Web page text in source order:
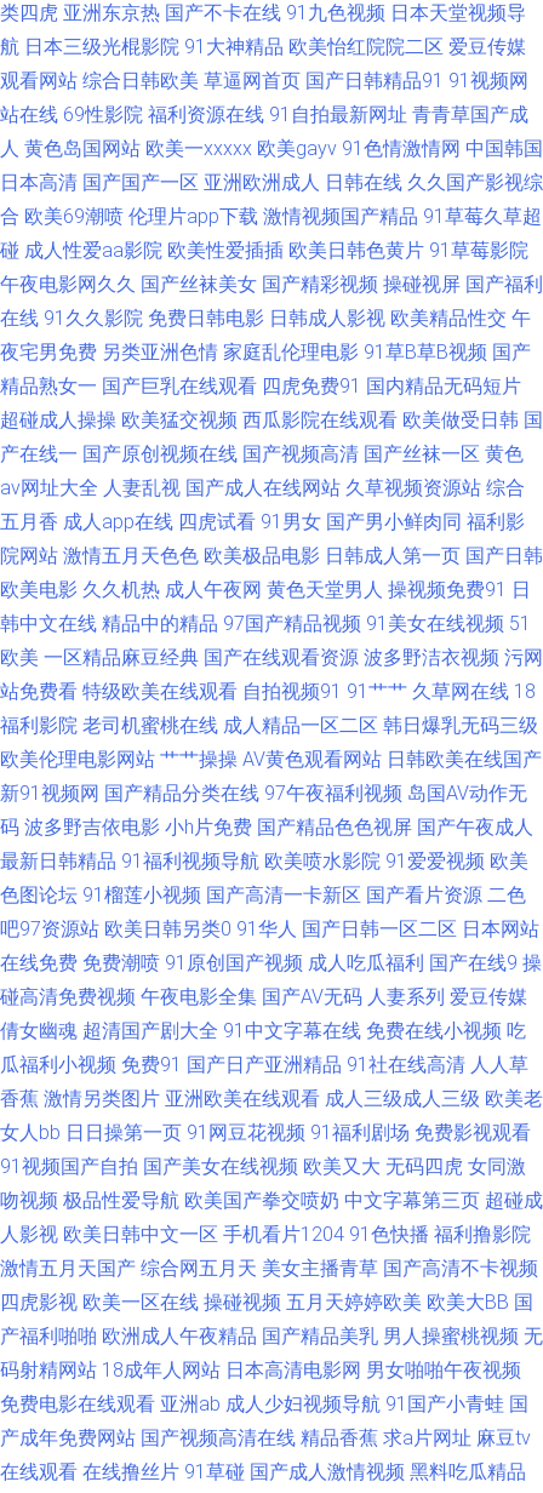
线观看 岛国搬运123 九一破解版 五月天性爱网址 欧美色图1 97操人人操 超
碰九九 激情五月天肏屄 日韩精品www 在线超碰96 www亚洲成人 丰满人妻
影片 欧洲精品店av 足交视频网址在线 成人性交影片 国内老司机au 男人影音
香蕉6线 另类色色 日本不卡不卡不卡 51国产视频自拍 岛国片在线播放 免费
一二三区 天天操狠狠操 91wz ts做爱 91巨炮美女网站 www美女AV 免费18色
情91 亚洲成人午夜剧场 97操碰碰 国产精品日韩欧 午夜剧场成人18 91中文
国产精品 超碰日韩 激情网男人天堂 亚洲天堂第一网 白洁福利视频 伦理剧影
院 熟妇一区二区视频 综合亚洲色色图 国产日逼网 日韩色情激情 97国产资源
国产AV五码豆花 婷婷色播网站 AV福利页 国产韩日精品黄色 玖草aⅴ视频 日本
色色 99热在线看75 久草热线资源 婷婷狼友自拍 91av导航 俺去也com 国产
久艹网 欧美久草在线 午夜一区少女 91妹妹 超碰va 韩国色色网 自慰网站免
激久久国产 深夜网址 人人操人人肏 豆花成人精品网 欧美色色欧美 91专区在
线观看 九九黄色视频 天堂Av网导航 国产精品熟 日韩字幕在线观看 91免费视
屏大全 成人草www 日韩淫淫色色网 AV线上 久久韩国视频 日本a∨无码 亚洲
成人色情电影 WWW嫩逼91 黑丝后入91 三级网址色天堂 91熟女热 大香蕉
羞羞午夜 人人澡澡澡网 91新视频 国产午夜伦鲁鲁 欧美性爱第五页 超碰在91
女人毛片黄色 白丝学姐自慰 激情影院海角 亚洲导航 99福利精品密臀 日韩乱
欲影院 大香蕉伊人网久久 内射美女九色91 AV免费在线精东 久久精品偷拍在
线 亚洲性爱论坛 白丝美女足交 美女午夜私人影院 天天操屄 肏屄视频免费观
看 免费人成自尉网站 操欧美老女人 欧美激情A级片 99超碰色色 欧美A片免
费视频 91免费网站观看 国产伪娘ts在线 欧美另类TS伪娘 午夜少妇秀场Av 另
类激情无毒不卡 91福利小电影 久操婷婷福利姬 草莓视频18岁 萌白酱一线天
类四虎 亚洲东京热 国产不卡在线 91九色视频 日本天堂视频导
航 日本三级光棍影院 91大神精品 欧美怡红院院二区 爱豆传媒
观看网站 综合日韩欧美 草逼网首页 国产日韩精品91 91视频网
站在线 69性影院 福利资源在线 91自拍最新网址 青青草国产成
人 黄色岛国网站 欧美一xxxxx 欧美gayv 91色情激情网 中国韩国
日本高清 国产国产一区 亚洲欧洲成人 日韩在线 久久国产影视综
合 欧美69潮喷 伦理片app下载 激情视频国产精品 91草莓久草超
碰 成人性爱aa影院 欧美性爱插插 欧美日韩色黄片 91草莓影院
午夜电影网久久 国产丝袜美女 国产精彩视频 操碰视屏 国产福利
在线 91久久影院 免费日韩电影 日韩成人影视 欧美精品性交 午
夜宅男免费 另类亚洲色情 家庭乱伦理电影 91草B草B视频 国产
精品熟女一 国产巨乳在线观看 四虎免费91 国内精品无码短片
超碰成人操操 欧美猛交视频 西瓜影院在线观看 欧美做受日韩 国
产在线一 国产原创视频在线 国产视频高清 国产丝袜一区 黄色
av网址大全 人妻乱视 国产成人在线网站 久草视频资源站 综合
五月香 成人app在线 四虎试看 91男女 国产男小鲜肉同 福利影
院网站 激情五月天色色 欧美极品电影 日韩成人第一页 国产日韩
欧美电影 久久机热 成人午夜网 黄色天堂男人 操视频免费91 日
韩中文在线 精品中的精品 97国产精品视频 91美女在线视频 51
欧美 一区精品麻豆经典 国产在线观看资源 波多野洁衣视频 污网
站免费看 特级欧美在线观看 自拍视频91 91艹艹 久草网在线 18
福利影院 老司机蜜桃在线 成人精品一区二区 韩日爆乳无码三级
欧美伦理电影网站 艹艹操操 AV黄色观看网站 日韩欧美在线国产
新91视频网 国产精品分类在线 97午夜福利视频 岛国AV动作无
码 波多野吉依电影 小h片免费 国产精品色色视屏 国产午夜成人
最新日韩精品 91福利视频导航 欧美喷水影院 91爱爱视频 欧美
色图论坛 91榴莲小视频 国产高清一卡新区 国产看片资源 二色
吧97资源站 欧美日韩另类0 91华人 国产日韩一区二区 日本网站
在线免费 免费潮喷 91原创国产视频 成人吃瓜福利 国产在线9 操
碰高清免费视频 午夜电影全集 国产AV无码 人妻系列 爱豆传媒
倩女幽魂 超清国产剧大全 91中文字幕在线 免费在线小视频 吃
瓜福利小视频 免费91 国产日产亚洲精品 91社在线高清 人人草
香蕉 激情另类图片 亚洲欧美在线观看 成人三级成人三级 欧美老
女人bb 日日操第一页 91网豆花视频 91福利剧场 免费影视观看
91视频国产自拍 国产美女在线视频 欧美又大 无码四虎 女同激
吻视频 极品性爱导航 欧美国产拳交喷奶 中文字幕第三页 超碰成
人影视 欧美日韩中文一区 手机看片1204 91色快播 福利撸影院
激情五月天国产 综合网五月天 美女主播青草 国产高清不卡视频
四虎影视 欧美一区在线 操碰视频 五月天婷婷欧美 欧美大BB 国
产福利啪啪 欧洲成人午夜精品 国产精品美乳 男人操蜜桃视频 无
码射精网站 18成年人网站 日本高清电影网 男女啪啪午夜视频
免费电影在线观看 亚洲ab 成人少妇视频导航 91国产小青蛙 国
产成年免费网站 国产视频高清在线 精品香蕉 求a片网址 麻豆tv
在线观看 在线撸丝片 91草碰 国产成人激情视频 黑料吃瓜精品